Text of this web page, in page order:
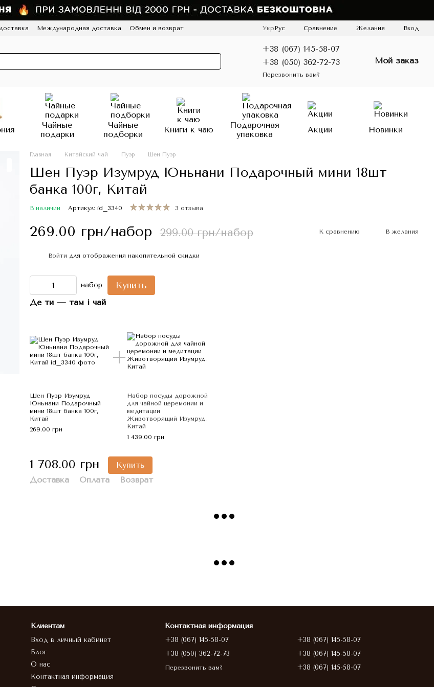
Международная доставка
Обмен и возврат
УкрРус Сравнение Желания Вход
+38 (067) 145-58-07
+38 (050) 362-72-73
Перезвонить вам?
Мой заказ
Чайные
подарки
Чайные
подборки
Книги к чаю
Подарочная
упаковка
Акции Новинки
Главная Китайский чай Пуэр Шен Пуэр
Шен Пуэр Изумруд Юньнани Подарочный мини 18шт
банка 100г, Китай
В наличии Артикул: id_3340 3 отзыва
269.00 грн/набор 299.00 грн/набор К сравнению В желания
Войти для отображения накопительной скидки
набор Купить
Де ти — там і чай
Шен Пуэр Изумруд
Юньнани Подарочный
мини 18шт банка 100г,
Китай
269.00 грн
Набор посуды дорожной
для чайной церемонии и
медитации
Животворящий Изумруд,
Китай
1 439.00 грн
1 708.00 грн
Купить
Доставка
Оплата Возврат
Клиентам
Вход в личный кабинет
Блог
О нас
Контактная информация
Контактная информация
+38 (067) 145-58-07
+38 (050) 362-72-73
Перезвонить вам?
+38 (067) 145-58-07
+38 (067) 145-58-07
+38 (067) 145-58-07